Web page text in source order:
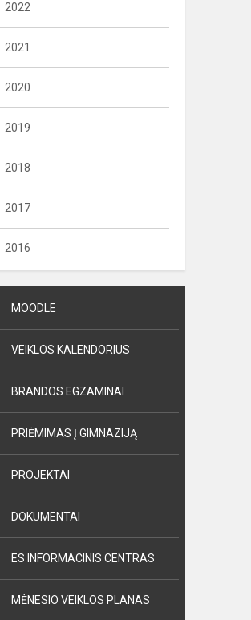
2022
2021
2020
2019
2018
2017
2016
MOODLE
VEIKLOS KALENDORIUS
BRANDOS EGZAMINAI
PRIĖMIMAS Į GIMNAZIJĄ
PROJEKTAI
DOKUMENTAI
ES INFORMACINIS CENTRAS
MĖNESIO VEIKLOS PLANAS